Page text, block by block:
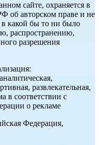
сайте, охраняется в
об авторском праве и не
какой бы то ни было
распространению,
разрешения
развлекательная,
в соответствии с
о рекламе
Федерация,